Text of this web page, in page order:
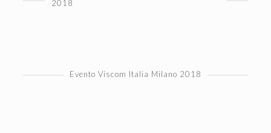
2018
Evento Viscom Italia Milano 2018